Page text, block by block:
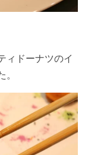
ィドーナツのイ